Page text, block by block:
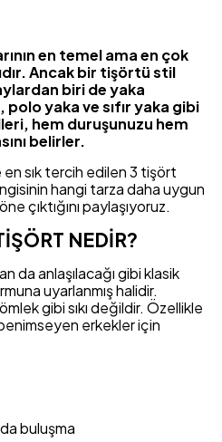
en temel ama en çok
Ancak bir tişörtü stil
biri de yaka
yaka ve sıfır yaka gibi
hem duruşunuzu hem
belirler.
sık tercih edilen 3 tişört
hangi tarza daha uygun
çıktığını paylaşıyoruz.
NEDİR?
da anlaşılacağı gibi klasik
uyarlanmış halidir.
gibi sıkı değildir. Özellikle
erkekler için
buluşma